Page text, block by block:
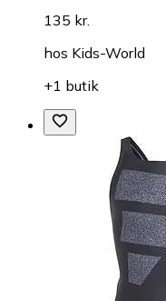
135 kr.
hos Kids-World
+1 butik